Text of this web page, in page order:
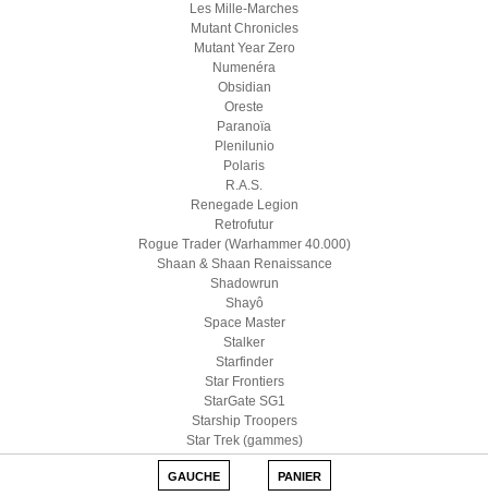
Les Mille-Marches
Mutant Chronicles
Mutant Year Zero
Numenéra
Obsidian
Oreste
Paranoïa
Plenilunio
Polaris
R.A.S.
Renegade Legion
Retrofutur
Rogue Trader (Warhammer 40.000)
Shaan & Shaan Renaissance
Shadowrun
Shayô
Space Master
Stalker
Starfinder
Star Frontiers
StarGate SG1
Starship Troopers
Star Trek (gammes)
Star Wars D6
Star Wars (Edge)
GAUCHE PANIER